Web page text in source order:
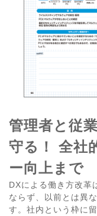
管理者と従
守る！ 全社
ー向上まで
DXによる働き方改革
ならず、以前とは異
す。社内という枠に